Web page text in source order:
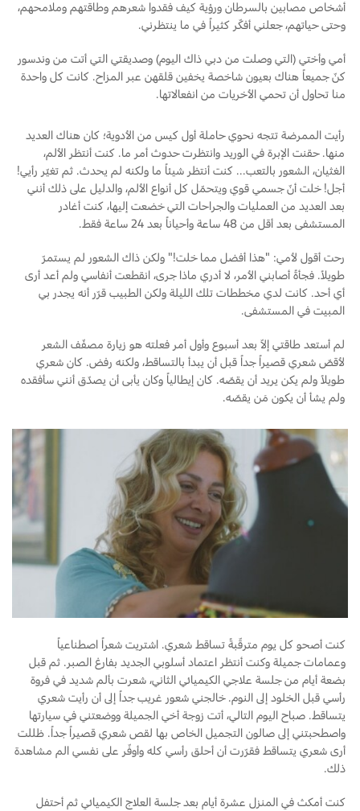
أشخاص مصابين بالسرطان ورؤية كيف فقدوا شعرهم وطاقتهم وملامحهم،
وحتى حياتهم، جعلني أفكّر كثيراً في ما ينتظرني.
أمي وأختي (التي وصلت من دبي ذاك اليوم) وصديقتي التي أتت من وندسور
كنّ جميعاً هناك بعيون شاخصة يخفين قلقهن عبر المزاح. كانت كل واحدة
منا تحاول أن تحمي الأخريات من انفعالاتها.
رأيت الممرضة تتجه نحوي حاملة أول كيس من الأدوية؛ كان هناك العديد
منها. حقنت الإبرة في الوريد وانتظرت حدوث أمر ما. كنت أنتظر الألم،
الغثيان، الشعور بالتعب... كنت أنتظر شيئاً ما ولكنه لم يحدث. ثم تغيّر رأيي!
أجل! خلت أنّ جسمي قوي ويتحمّل كل أنواع الألم، والدليل على ذلك أنني
بعد العديد من العمليات والجراحات التي خضعت إليها، كنت أغادر
المستشفى بعد أقل من 48 ساعة وأحياناً بعد 24 ساعة فقط.
رحت أقول لأمي: "هذا أفضل مما خلت!" ولكن ذاك الشعور لم يستمرّ
طويلاً. فجأةً أصابني الأمر، لا أدري ماذا جرى، انقطعت أنفاسي ولم أعد أرى
أي أحد. كانت لدي مخططات تلك الليلة ولكن الطبيب قرّر أنه يجدر بي
المبيت في المستشفى.
لم أستعد طاقتي إلاّ بعد أسبوع وأول أمر فعلته هو زيارة مصفّف الشعر
لأقصّ شعري قصيراً جداً قبل أن يبدأ بالتساقط، ولكنه رفض. كان شعري
طويلاً ولم يكن يريد أن يقصّه. كان إيطالياً وكان يأبى أن يصدّق أنني سأفقده
ولم يشأ أن يكون مَن يقصّه.
كنت أصحو كل يوم مترقّبةً تساقط شعري. اشتريت شعراً اصطناعياً
وعمامات جميلة وكنت أنتظر اعتماد أسلوبي الجديد بفارغ الصبر. ثم قبل
بضعة أيام من جلسة علاجي الكيميائي الثاني، شعرت بألم شديد في فروة
رأسي قبل الخلود إلى النوم. خالجني شعور غريب جداً إلى أن رأيت شعري
يتساقط. صباح اليوم التالي، أتت زوجة أخي الجميلة ووضعتني في سيارتها
واصطحبتني إلى صالون التجميل الخاص بها لقص شعري قصيراً جداً. ظللت
أرى شعري يتساقط فقرّرت أن أحلق رأسي كله وأوفّر على نفسي الم مشاهدة
ذلك.
كنت أمكث في المنزل عشرة أيام بعد جلسة العلاج الكيميائي ثم أحتفل